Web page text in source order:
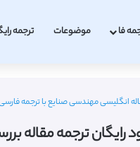
فا موضوعات ترجمه
انگلیسی مهندسی صنایع با ترجمه فارسی 2022 -
رایگان ترجمه مقاله